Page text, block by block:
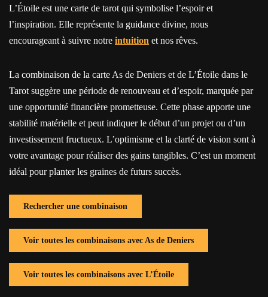
L’Étoile est une carte de tarot qui symbolise l’espoir et
l’inspiration. Elle représente la guidance divine, nous
encourageant à suivre notre intuition et nos rêves.
La combinaison de la carte As de Deniers et de L’Étoile dans le
Tarot suggère une période de renouveau et d’espoir, marquée par
une opportunité financière prometteuse. Cette phase apporte une
stabilité matérielle et peut indiquer le début d’un projet ou d’un
investissement fructueux. L’optimisme et la clarté de vision sont à
votre avantage pour réaliser des gains tangibles. C’est un moment
idéal pour planter les graines de futurs succès.
Rechercher une combinaison
Voir toutes les combinaisons avec As de Deniers
Voir toutes les combinaisons avec L’Étoile